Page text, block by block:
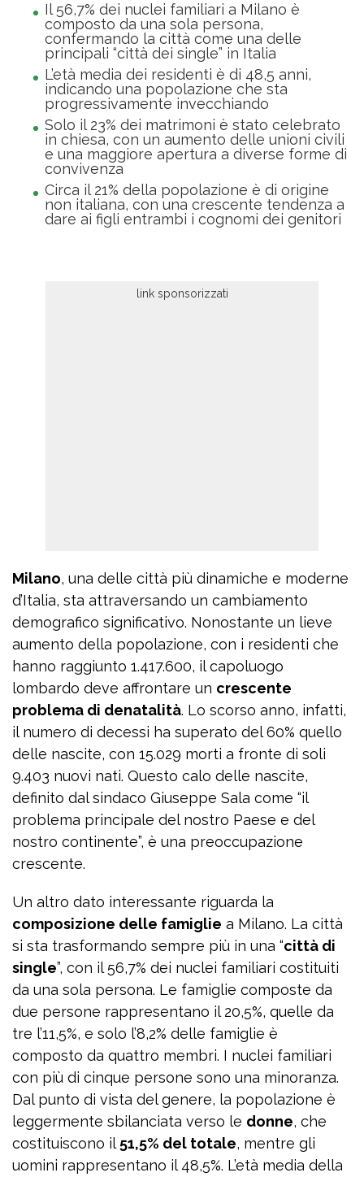
Il 56,7% dei nuclei familiari a Milano è
composto da una sola persona,
confermando la città come una delle
principali “città dei single” in Italia
L’età media dei residenti è di 48,5 anni,
indicando una popolazione che sta
progressivamente invecchiando
Solo il 23% dei matrimoni è stato celebrato
in chiesa, con un aumento delle unioni civili
e una maggiore apertura a diverse forme di
convivenza
Circa il 21% della popolazione è di origine
non italiana, con una crescente tendenza a
dare ai figli entrambi i cognomi dei genitori
Milano, una delle città più dinamiche e moderne
d’Italia, sta attraversando un cambiamento
demografico significativo. Nonostante un lieve
aumento della popolazione, con i residenti che
hanno raggiunto 1.417.600, il capoluogo
lombardo deve affrontare un crescente
problema di denatalità. Lo scorso anno, infatti,
il numero di decessi ha superato del 60% quello
delle nascite, con 15.029 morti a fronte di soli
9.403 nuovi nati. Questo calo delle nascite,
definito dal sindaco Giuseppe Sala come “il
problema principale del nostro Paese e del
nostro continente”, è una preoccupazione
crescente.
Un altro dato interessante riguarda la
composizione delle famiglie a Milano. La città
si sta trasformando sempre più in una “città di
single”, con il 56,7% dei nuclei familiari costituiti
da una sola persona. Le famiglie composte da
due persone rappresentano il 20,5%, quelle da
tre l’11,5%, e solo l’8,2% delle famiglie è
composto da quattro membri. I nuclei familiari
con più di cinque persone sono una minoranza.
Dal punto di vista del genere, la popolazione è
leggermente sbilanciata verso le donne, che
costituiscono il51,5% del totale, mentre gli
uomini rappresentano il 48,5%. L’età media della